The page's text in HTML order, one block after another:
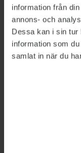
information från
annons- och
Dessa kan i sin tur
information som
samlat in när du
Kerstin
lyssna på de
värdera det
det att skapa